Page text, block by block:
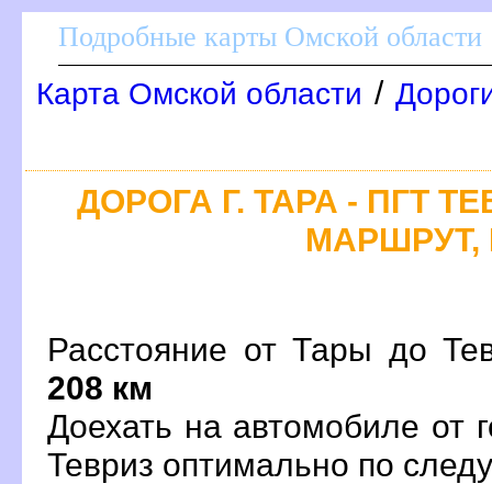
Подробные карты Омской области
Карта Омской области /
ДОРОГА Г. ТАРА - ПГТ
МАРШРУТ,
Расстояние от Тары до
208 км
Доехать на автомобиле от
Тевриз оптимально по